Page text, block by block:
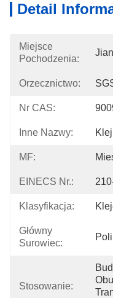
Detail
Miejsce
Pochodzenia:
Orzecznictwo:
Nr CAS:
Inne Nazwy:
MF:
EINECS Nr.:
Klasyfikacja:
Główny
Surowiec:
Stosowanie: